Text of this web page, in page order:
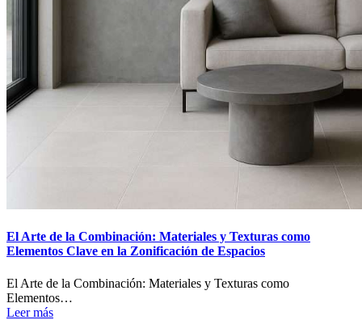
El Arte de la Combinación: Materiales y Texturas como
Elementos Clave en la Zonificación de Espacios
El Arte de la Combinación: Materiales y Texturas como
Elementos…
Leer más